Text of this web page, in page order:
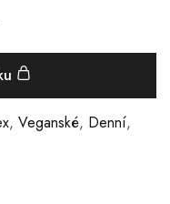
, Veganské, Denní,